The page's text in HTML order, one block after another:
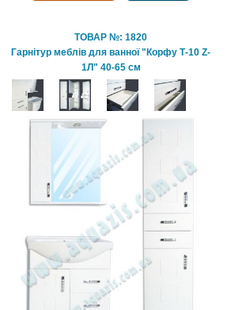
ТОВАР №: 1820
Гарнітур меблів для ванної "Корфу Т-10 Z-
1Л" 40-65 см